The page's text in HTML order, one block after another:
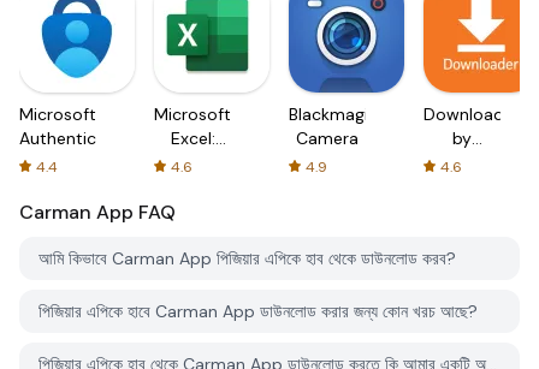
Microsoft
Authenticator
4.4
Microsoft
Excel:
Spreadsheets
4.6
Blackmagic
Camera
4.9
Downloader
by
AFTVnews
4.6
Carman App FAQ
আমি কিভাবে Carman App পিজিয়ার এপিকে হাব থেকে ডাউনলোড করব?
পিজিয়ার এপিকে হাবে Carman App ডাউনলোড করার জন্য কোন খরচ আছে?
পিজিয়ার এপিকে হাব থেকে Carman App ডাউনলোড করতে কি আমার একটি অ্যাকাউন্ট দরকার?